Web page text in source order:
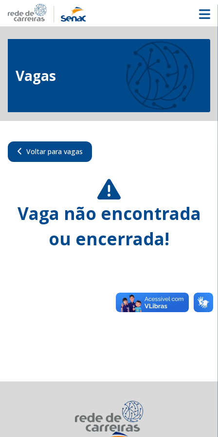
Vagas
Voltar para vagas
Vaga não encontrada
ou encerrada!